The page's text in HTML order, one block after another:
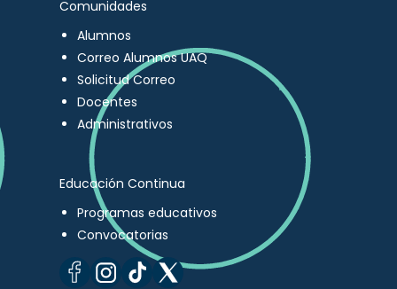
Comunidades
Alumnos
Correo Alumnos UAQ
Solicitud Correo
Docentes
Administrativos
Educación Continua
Programas educativos
Convocatorias